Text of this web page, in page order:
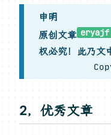
申明
原创文章 eryajf
权必究！此乃文
2，优秀文章